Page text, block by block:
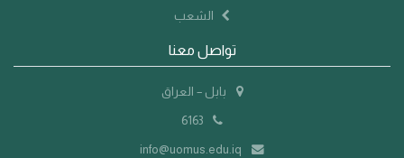
الشعب
تواصل معنا
بابل – العراق
info@uomus.edu.iq